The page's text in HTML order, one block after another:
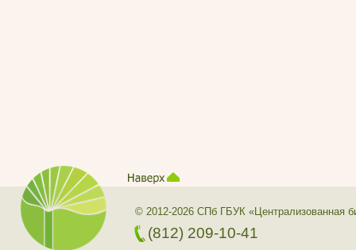
© 2012-2026 СПб ГБУК «Централизованная
(812) 209-10-41